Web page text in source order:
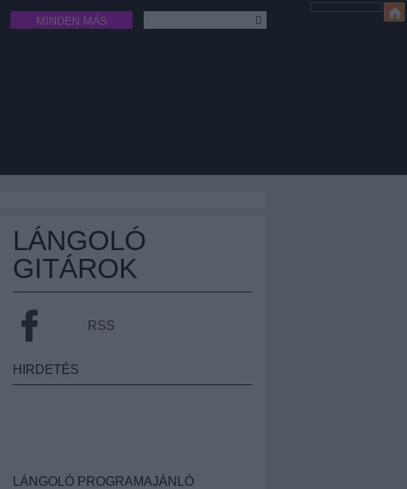
MINDEN MÁS
LÁNGOLÓ
GITÁROK
RSS
HIRDETÉS
LÁNGOLÓ PROGRAMAJÁNLÓ